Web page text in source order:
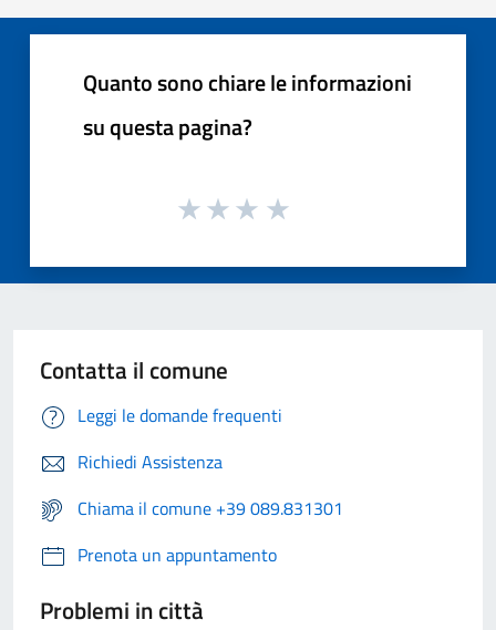
Quanto sono chiare le informazioni
su questa pagina?
Contatta il comune
Leggi le domande frequenti
Richiedi Assistenza
Chiama il comune +39 089.831301
Prenota un appuntamento
Problemi in città